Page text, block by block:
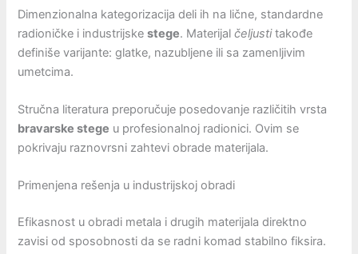
Dimenzionalna kategorizacija deli ih na lične, standardne
radioničke i industrijskestege. Materijalčeljustitakođe
definiše varijante: glatke, nazubljene ili sa zamenljivim
umetcima.
Stručna literatura preporučuje posedovanje različitih vrsta
bravarske stege u profesionalnoj radionici. Ovim se
pokrivaju raznovrsni zahtevi obrade materijala.
Primenjena rešenja u industrijskoj obradi
Efikasnost u obradi metala i drugih materijala direktno
zavisi od sposobnosti da se radni komad stabilno fiksira.